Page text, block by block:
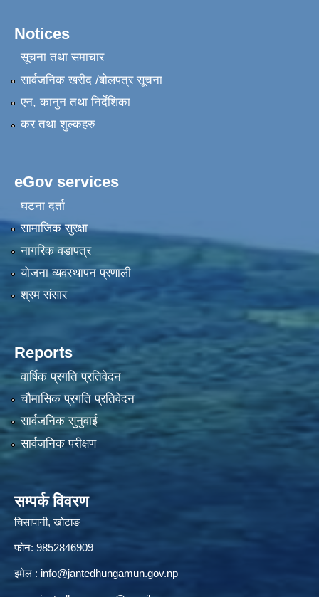
Notices
सूचना तथा समाचार
सार्वजनिक खरीद /बोलपत्र सूचना
एन, कानुन तथा निर्देशिका
कर तथा शुल्कहरु
eGov services
घटना दर्ता
सामाजिक सुरक्षा
नागरिक वडापत्र
योजना व्यवस्थापन प्रणाली
श्रम संसार
Reports
वार्षिक प्रगति प्रतिवेदन
चौमासिक प्रगति प्रतिवेदन
सार्वजनिक सुनुवाई
सार्वजनिक परीक्षण
सम्पर्क विवरण
चिसापानी, खोटाङ
फोन: 9852846909
इमेल : info@jantedhungamun.gov.np